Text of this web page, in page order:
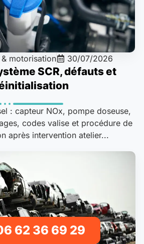
motorisation 30/07/2026
SCR, défauts et
: capteur NOx, pompe doseuse,
codes valise et procédure de
après intervention atelier...
62 36 69 29